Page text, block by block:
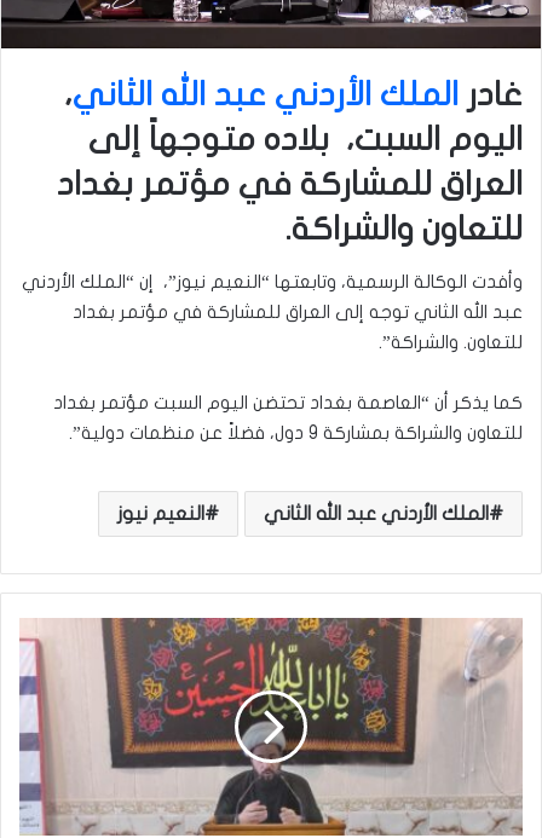
غادر الملك الأردني عبد الله الثاني،
اليوم السبت، بلاده متوجهاً إلى
العراق للمشاركة في مؤتمر بغداد
للتعاون والشراكة.
وأفدت الوكالة الرسمية، وتابعتها “النعيم نيوز”، إن “الملك الأردني
عبد الله الثاني توجه إلى العراق للمشاركة في مؤتمر بغداد
للتعاون. والشراكة”.
كما يذكر أن “العاصمة بغداد تحتضن اليوم السبت مؤتمر بغداد
للتعاون والشراكة بمشاركة 9 دول، فضلاً عن منظمات دولية”.
الملك الأردني عبد الله الثاني النعيم نيوز
خ
ط
ا
ة